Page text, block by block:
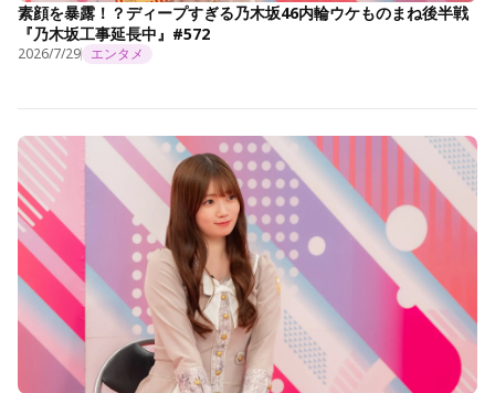
素顔を暴露！？ディープすぎる乃木坂46内輪ウケものまね後半戦
『乃木坂工事延長中』#572
2026/7/29 エンタメ